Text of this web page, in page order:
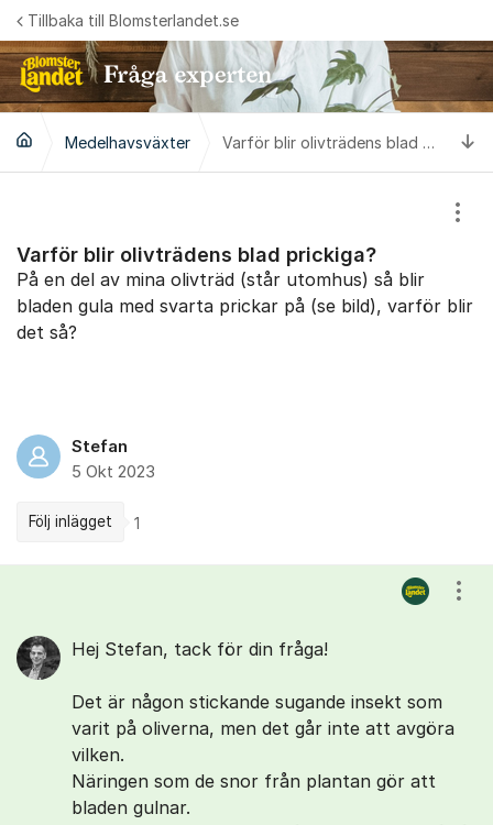
Hoppa till innehåll
Tillbaka till Blomsterlandet.se
Medelhavsväxter Varför blir olivträdens blad prickiga?
Varför blir olivträdens blad prickiga?
På en del av mina olivträd (står utomhus) så blir
bladen gula med svarta prickar på (se bild), varför blir
det så?
Stefan
5 Okt 2023
Följ inlägget 1
Hej Stefan, tack för din fråga!
Det är någon stickande sugande insekt som
varit på oliverna, men det går inte att avgöra
vilken.
Näringen som de snor från plantan gör att
bladen gulnar.